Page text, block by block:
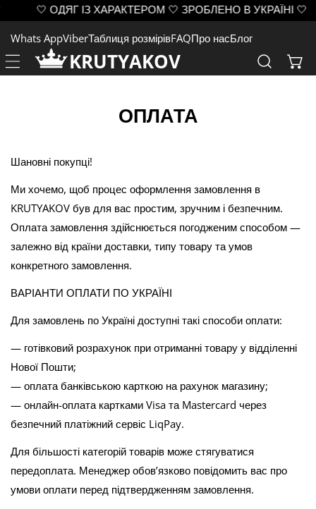
ДО ВМІСТУ
🤍 ОДЯГ ІЗ ХАРАКТЕРОМ 🤍 ЗРОБЛЕНО В УКРАЇНІ 🤍
Whats AppViberТаблиця розмірівFAQПро насБлог
KRUTYAKOV
ОПЛАТА
Шановні покупці!
Ми хочемо, щоб процес оформлення замовлення в
KRUTYAKOV був для вас простим, зручним і безпечним.
Оплата замовлення здійснюється погодженим способом —
залежно від країни доставки, типу товару та умов
конкретного замовлення.
ВАРІАНТИ ОПЛАТИ ПО УКРАЇНІ
Для замовлень по Україні доступні такі способи оплати:
— готівковий розрахунок при отриманні товару у відділенні
Нової Пошти;
— оплата банківською карткою на рахунок магазину;
— онлайн-оплата картками Visa та Mastercard через
безпечний платіжний сервіс LiqPay.
Для більшості категорій товарів може стягуватися
передоплата. Менеджер обов’язково повідомить вас про
умови оплати перед підтвердженням замовлення.